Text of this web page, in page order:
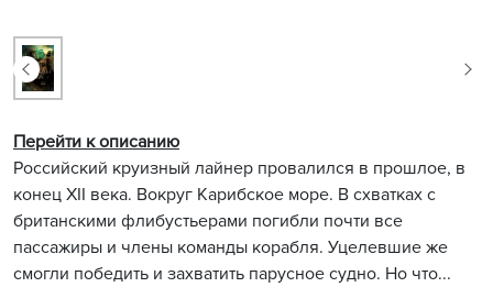
Российский круизный лайнер провалился в прошлое, в
конец XII века. Вокруг Карибское море. В схватках с
британскими флибустьерами погибли почти все
пассажиры и члены команды корабля. Уцелевшие же
смогли победить и захватить парусное судно. Но что...
Перейти к описанию